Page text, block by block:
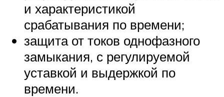
и характеристикой
срабатывания по времени;
защита от токов однофазного
замыкания, с регулируемой
уставкой и выдержкой по
времени.